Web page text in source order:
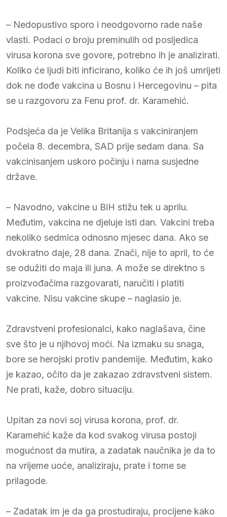
– Nedopustivo sporo i neodgovorno rade naše
vlasti. Podaci o broju preminulih od posljedica
virusa korona sve govore, potrebno ih je analizirati.
Koliko će ljudi biti inficirano, koliko će ih još umrijeti
dok ne dođe vakcina u Bosnu i Hercegovinu – pita
se u razgovoru za Fenu prof. dr. Karamehić.
Podsjeća da je Velika Britanija s vakciniranjem
počela 8. decembra, SAD prije sedam dana. Sa
vakcinisanjem uskoro počinju i nama susjedne
države.
– Navodno, vakcine u BiH stižu tek u aprilu.
Međutim, vakcina ne djeluje isti dan. Vakcini treba
nekoliko sedmica odnosno mjesec dana. Ako se
dvokratno daje, 28 dana. Znači, nije to april, to će
se odužiti do maja ili juna. A može se direktno s
proizvođačima razgovarati, naručiti i platiti
vakcine. Nisu vakcine skupe – naglasio je.
Zdravstveni profesionalci, kako naglašava, čine
sve što je u njihovoj moći. Na izmaku su snaga,
bore se herojski protiv pandemije. Međutim, kako
je kazao, očito da je zakazao zdravstveni sistem.
Ne prati, kaže, dobro situaciju.
Upitan za novi soj virusa korona, prof. dr.
Karamehić kaže da kod svakog virusa postoji
mogućnost da mutira, a zadatak naučnika je da to
na vrijeme uoće, analiziraju, prate i tome se
prilagode.
– Zadatak im je da ga prostudiraju, procijene kako